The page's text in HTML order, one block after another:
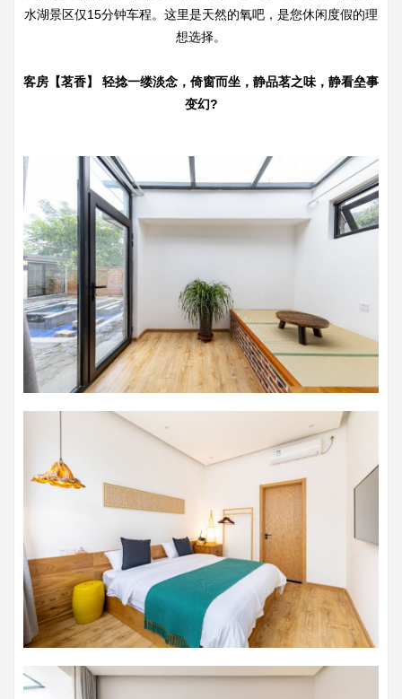
水湖景区仅15分钟车程。这里是天然的氧吧，是您休闲度假的理
想选择。
客房【茗香】 轻捻一缕淡念，倚窗而坐，静品茗之味，静看垒事
变幻?